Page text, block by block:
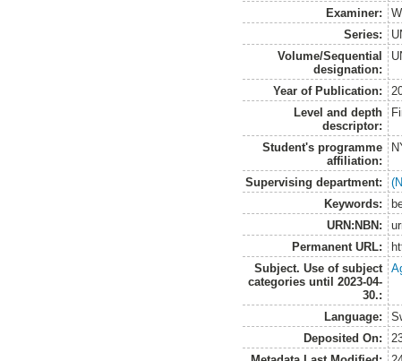
Examiner:
Series:
Volume/Sequential
designation:
Year of Publication:
Level and depth
descriptor:
Student's programme
affiliation:
Supervising department:
Keywords:
URN:NBN:
Permanent URL:
Subject. Use of subject
categories until 2023-04-
30.:
Language:
Deposited On: